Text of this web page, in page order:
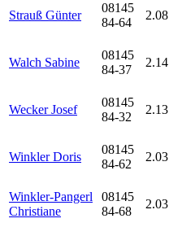
Strauß Günter
08145
84-64
2.08
Walch Sabine
08145
84-37
2.14
Wecker Josef
08145
84-32
2.13
Winkler Doris
08145
84-62
2.03
Winkler-Pangerl
Christiane
08145
84-68
2.03